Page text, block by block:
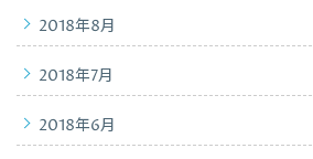
2018年8月
2018年7月
2018年6月